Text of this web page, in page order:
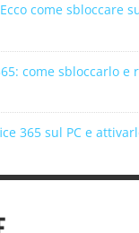
come sbloccare
come sbloccarlo e
365 sul PC e